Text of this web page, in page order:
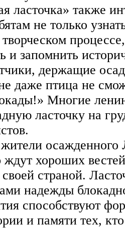
ласточка» также
не только
творческом
и запомнить
держащие
даже птица не
Многие
ласточку на
осажденного
ждут хороших
страной.
надежды
способствуют
и памяти тех,